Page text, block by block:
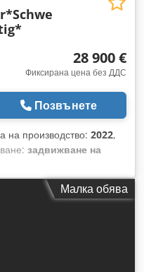
28 900 €
Фиксирана цена без ДДС
Позвънете
на производство: 2022,
задвижване на
верижен багер със
се кофа и бързосменник
* Гумени
Малка обява